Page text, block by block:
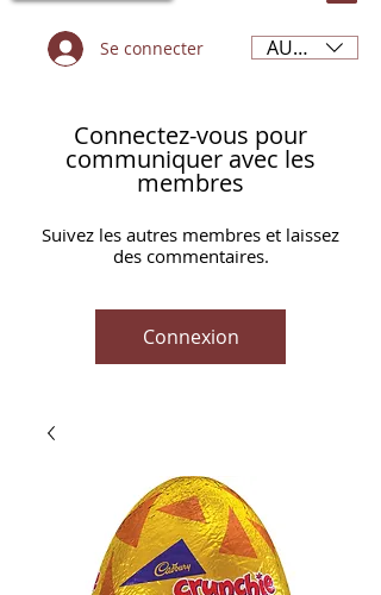
Se connecter AUD (AU$)
Connectez-vous pour
communiquer avec les
membres
Suivez les autres membres et laissez
des commentaires.
Connexion